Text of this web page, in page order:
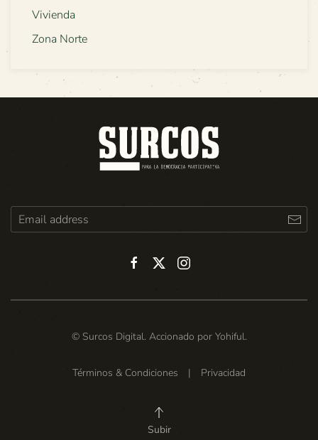
Vivienda
Zona Norte
© Surcos Digital. Accionado por Yohiful.
Términos & Condiciones | Privacidad
Subir